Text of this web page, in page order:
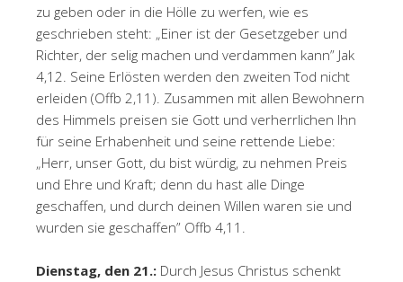
zu geben oder in die Hölle zu werfen, wie es
geschrieben steht: „Einer ist der Gesetzgeber und
Richter, der selig machen und verdammen kann” Jak
4,12. Seine Erlösten werden den zweiten Tod nicht
erleiden (Offb 2,11). Zusammen mit allen Bewohnern
des Himmels preisen sie Gott und verherrlichen Ihn
für seine Erhabenheit und seine rettende Liebe:
„Herr, unser Gott, du bist würdig, zu nehmen Preis
und Ehre und Kraft; denn du hast alle Dinge
geschaffen, und durch deinen Willen waren sie und
wurden sie geschaffen” Offb 4,11.
Dienstag, den 21.: Durch Jesus Christus schenkt